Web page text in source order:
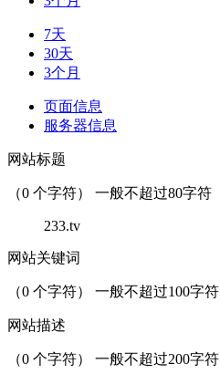
7天
30天
3个月
页面信息
服务器信息
网站标题
（0 个字符） 一般不超过80字符
233.tv
网站关键词
（0 个字符） 一般不超过100字符
网站描述
（0 个字符） 一般不超过200字符